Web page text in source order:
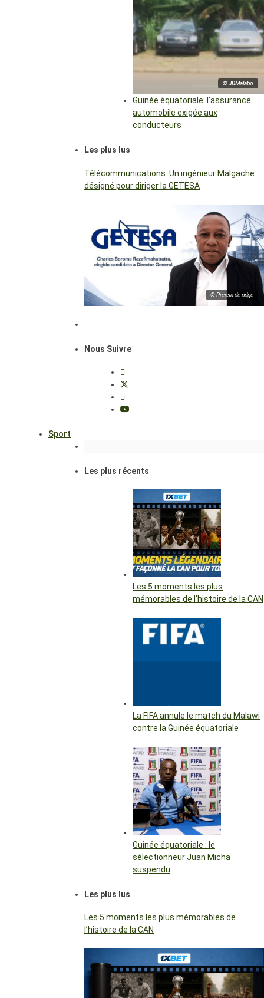
© JDMalabo
Guinée équatoriale: l’assurance
automobile exigée aux
conducteurs
Les plus lus
Télécommunications: Un ingénieur Malgache
désigné pour diriger la GETESA
© Prensa de pdge
Nous Suivre
Sport
Les plus récents
Les 5 moments les plus
mémorables de l’histoire de la CAN
La FIFA annule le match du Malawi
contre la Guinée équatoriale
Guinée équatoriale : le
sélectionneur Juan Micha
suspendu
Les plus lus
Les 5 moments les plus mémorables de
l’histoire de la CAN